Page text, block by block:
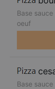
Base
oeuf
Base